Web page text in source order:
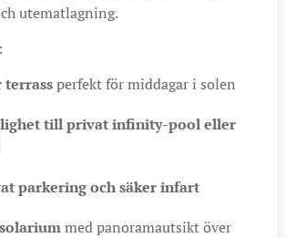
utematlagning.
terrassperfekt för middagar i solen
till privat infinity-pool eller
parkering och säker infart
med panoramautsikt över